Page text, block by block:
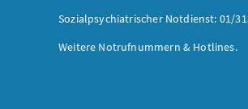
Sozialpsychiatrischer Notdienst: 01/
Weitere Notrufnummern & Hotlines.